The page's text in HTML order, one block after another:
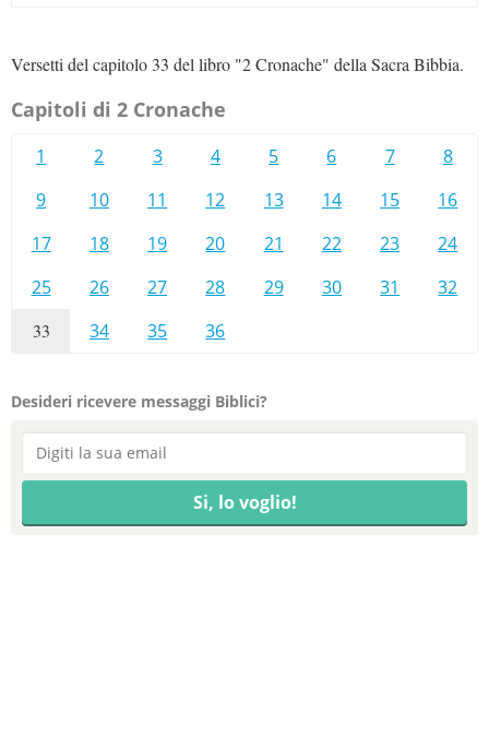
Versetti del capitolo 33 del libro "2 Cronache" della Sacra Bibbia.
Capitoli di 2 Cronache
1 2 3 4 5 6 7
8
9
10 11 12 13 14 15
16
17
18 19 20 21 22 23
24
25
26 27 28 29 30 31 32
33 34 35 36
Desideri ricevere messaggi Biblici?